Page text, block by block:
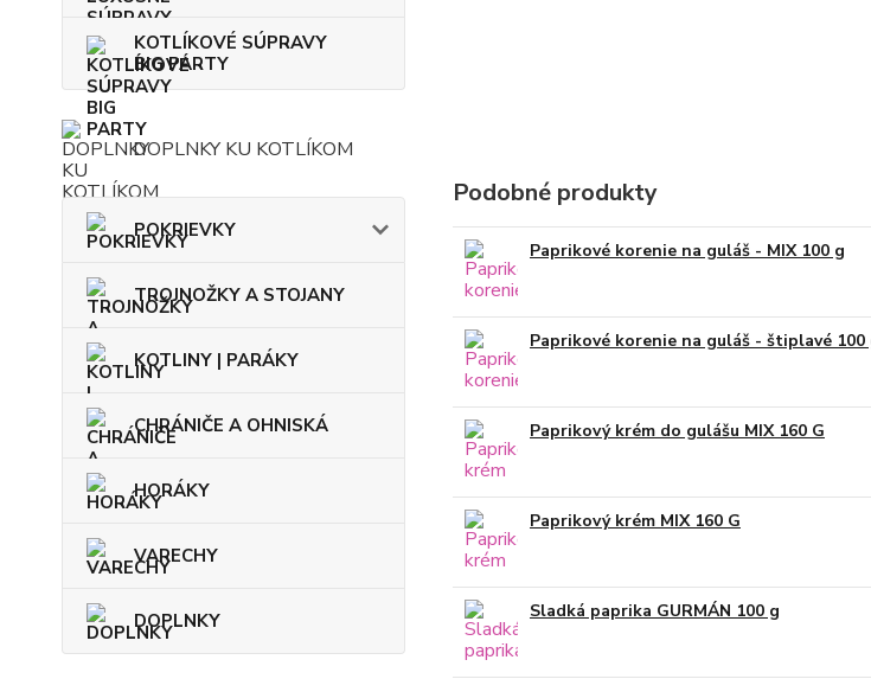
KOTLÍKOVÉ SÚPRAVY
BIG PARTY
DOPLNKY KU KOTLÍKOM
POKRIEVKY
TROJNOŽKY A STOJANY
KOTLINY | PARÁKY
CHRÁNIČE A OHNISKÁ
HORÁKY
VARECHY
DOPLNKY
Podobné produkty
Paprikové korenie na guláš - MIX 100 g
Paprikové korenie na guláš - štiplavé 100
Paprikový krém do gulášu MIX 160 G
Paprikový krém MIX 160 G
Sladká paprika GURMÁN 100 g